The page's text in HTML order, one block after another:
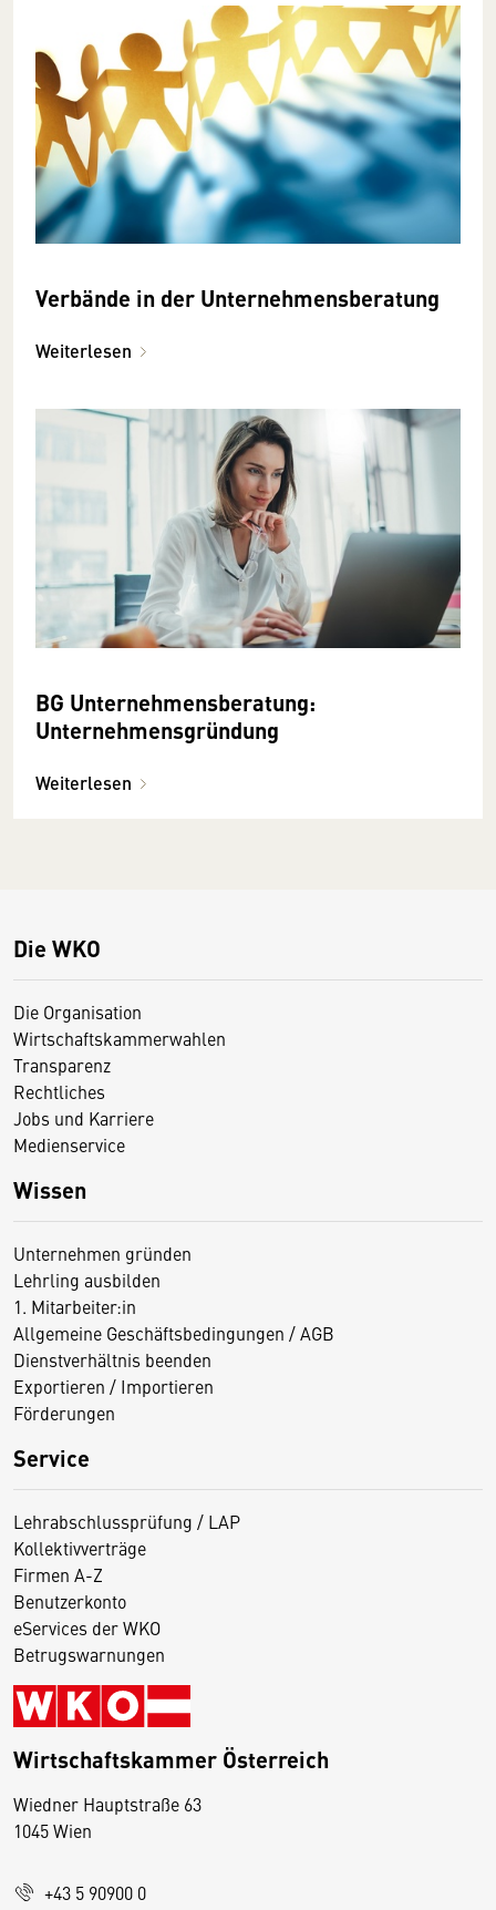
Verbände in der Unternehmensberatung
Weiterlesen
BG Unternehmensberatung:
Unternehmensgründung
Weiterlesen
Die WKO
Die Organisation
Wirtschaftskammerwahlen
Transparenz
Rechtliches
Jobs und Karriere
Medienservice
Wissen
Unternehmen gründen
Lehrling ausbilden
1. Mitarbeiter:in
Allgemeine Geschäftsbedingungen / AGB
Dienstverhältnis beenden
Exportieren / Importieren
Förderungen
Service
Lehrabschlussprüfung / LAP
Kollektivverträge
Firmen A-Z
Benutzerkonto
eServices der WKO
Betrugswarnungen
Wirtschaftskammer Österreich
Wiedner Hauptstraße 63
1045 Wien
+43 5 90900 0
D
s